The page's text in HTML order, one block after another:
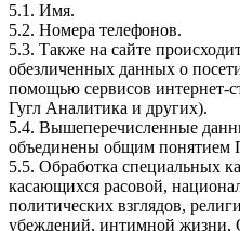
5.1. Имя.
5.2. Номера телефонов.
5.3. Также на сайте
обезличенных данных о
помощью сервисов интернет-
Гугл Аналитика и других).
5.4. Вышеперечисленные
объединены общим понятием
5.5. Обработка специальных
касающихся расовой,
политических взглядов,
убеждений, интимной жизни,